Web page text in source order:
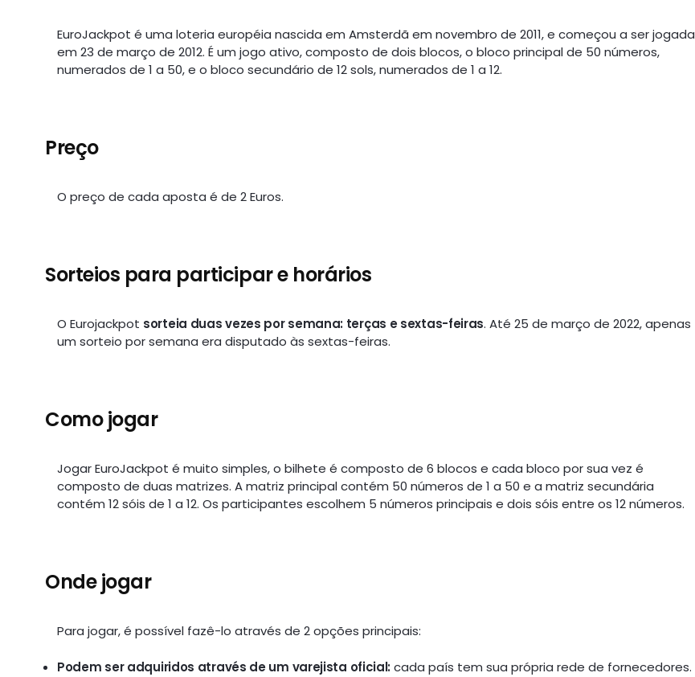
EuroJackpot é uma loteria européia nascida em Amsterdã em novembro de 2011, e começou a ser jogada
em 23 de março de 2012. É um jogo ativo, composto de dois blocos, o bloco principal de 50 números,
numerados de 1 a 50, e o bloco secundário de 12 sols, numerados de 1 a 12.
Preço
O preço de cada aposta é de 2 Euros.
Sorteios para participar e horários
O Eurojackpot sorteia duas vezes por semana: terças e sextas-feiras. Até 25 de março de 2022, apenas
um sorteio por semana era disputado às sextas-feiras.
Como jogar
Jogar EuroJackpot é muito simples, o bilhete é composto de 6 blocos e cada bloco por sua vez é
composto de duas matrizes. A matriz principal contém 50 números de 1 a 50 e a matriz secundária
contém 12 sóis de 1 a 12. Os participantes escolhem 5 números principais e dois sóis entre os 12 números.
Onde jogar
Para jogar, é possível fazê-lo através de 2 opções principais:
Podem ser adquiridos através de um varejista oficial: cada país tem sua própria rede de fornecedores.